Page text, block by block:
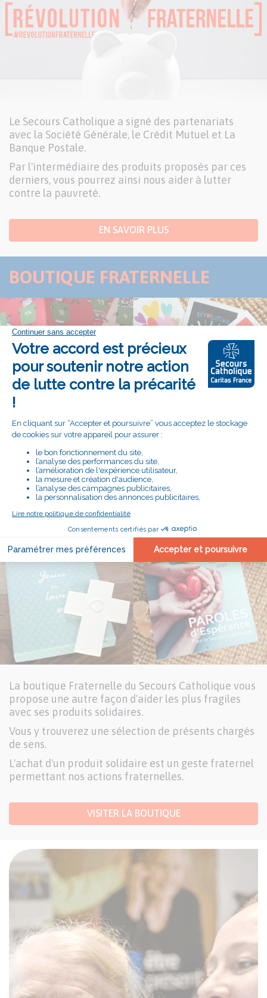
Le Secours Catholique a signé des partenariats
avec la Société Générale, le Crédit Mutuel et La
Banque Postale.
Par l'intermédiaire des produits proposés par ces
derniers, vous pourrez ainsi nous aider à lutter
contre la pauvreté.
EN SAVOIR PLUS
BOUTIQUE FRATERNELLE
La boutique Fraternelle du Secours Catholique vous
propose une autre façon d'aider les plus fragiles
avec ses produits solidaires.
Vous y trouverez une sélection de présents chargés
de sens.
L'achat d'un produit solidaire est un geste fraternel
permettant nos actions fraternelles.
VISITER LA BOUTIQUE